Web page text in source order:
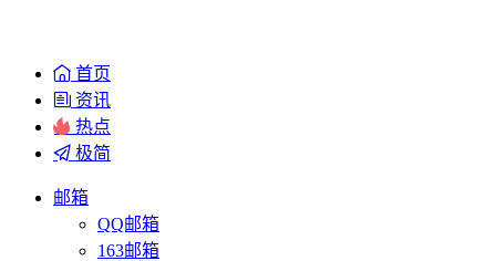
首页
资讯
热点
极简
邮箱
QQ邮箱
163邮箱